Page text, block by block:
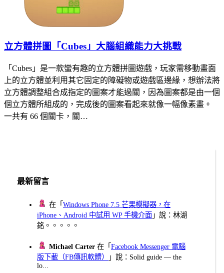
立方體拼圖「Cubes」大腦組織能力大挑戰
「Cubes」是一款蠻有趣的立方體拼圖遊戲，玩家需移動畫面
上的立方體並利用其它固定的障礙物或遊戲區邊緣，想辦法將
立方體調整組合成指定的圖案才能過關，因為圖案都是由一個
個立方體所組成的，完成後的圖案看起來就像一幅像素畫。
一共有 66 個關卡，關…
最新留言
在「Windows Phone 7.5 芒果模擬器，在
iPhone、Android 中試用 WP 手機介面 」說：林湖
銘。。。。。
Michael Carter 在「Facebook Messenger 電腦
版下載（FB傳訊軟體）
」說：Solid guide — the
lo...